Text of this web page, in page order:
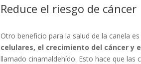
Reduce el riesgo de cáncer
Otro beneficio para la salud de la canela
celulares, el crecimiento del cáncer y
llamado cinamaldehído. Esto hace que las